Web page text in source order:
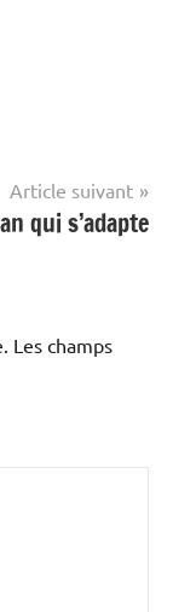
Article suivant
qui s’adapte
Les champs